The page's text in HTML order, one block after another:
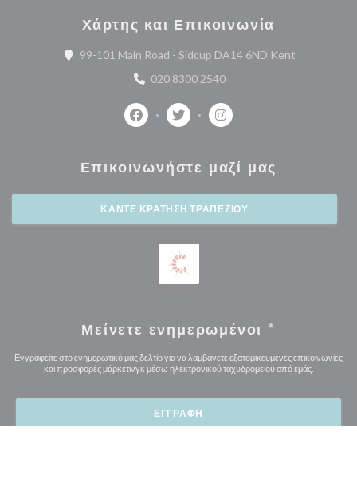
Χάρτης και Επικοινωνία
99-101 Main Road - Sidcup DA14 6ND Kent
020 8300 2540
Facebook ((ανοίγει σε νέο παράθυρο))
Twitter ((ανοίγει σε νέο
Instagram ((ανοίγει σε
Επικοινωνήστε μαζί μας
ΚΆΝΤΕ ΚΡΆΤΗΣΗ ΤΡΑΠΕΖΙΟΎ
Μείνετε ενημερωμένοι *
Εγγραφείτε στο ενημερωτικό μας δελτίο για να λαμβάνετε εξατομικευμένες επικοινωνίες
και προσφορές μάρκετινγκ μέσω ηλεκτρονικού ταχυδρομείου από εμάς.
ΕΓΓΡΑΦΉ